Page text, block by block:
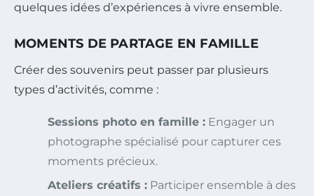
quelques idées d’expériences à vivre ensemble.
MOMENTS DE PARTAGE EN FAMILLE
Créer des souvenirs peut passer par plusieurs
types d’activités, comme :
Sessions photo en famille : Engager un
photographe spécialisé pour capturer ces
moments précieux.
Ateliers créatifs : Participer ensemble à des